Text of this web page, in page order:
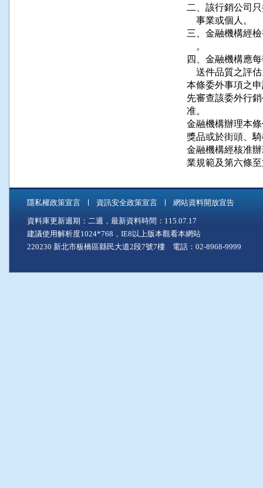
二、該行銷公司
    事業或個人。
三、金融機構經
    。
四、金融機構應
送件品質之評
本條委外事項之
先審查該委外行
准。
金融機構辦理本
獎品或於街頭、
金融機構經核准
業規範及第六條
隱私權政策宣言 資訊安全政策宣言 網站資料開放宣告
資料庫更新週期：二週，最新資料時間：115.07.17
建議使用解析度1024*768，IE8以上版本觀看本網站
220230 新北市板橋區縣民大道2段7號7樓 電話：02-8968-9999